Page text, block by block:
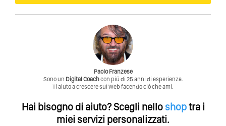
Paolo Franzese
Sono un Digital Coachcon piú di 25 anni di esperienza.
Ti aiuto a crescere sul Web facendo ció che ami.
Hai bisogno di aiuto?Scegli nello shoptra i
miei servizi personalizzati.